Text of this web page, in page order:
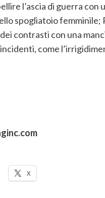
l’ascia di guerra con
spogliatoio femminile;
contrasti con una
come
X